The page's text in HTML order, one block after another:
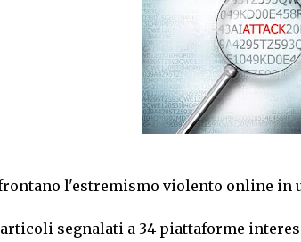
l'estremismo violento online
segnalati a 34 piattaforme